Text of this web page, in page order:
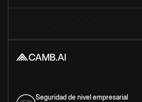
Seguridad de nivel empresarial